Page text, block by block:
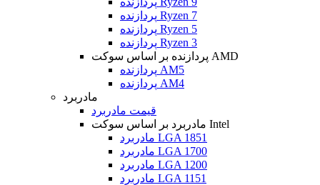
پردازنده Ryzen 7
پردازنده Ryzen 5
پردازنده Ryzen 3
پردازنده بر اساس سوکت AMD
پردازنده AM5
پردازنده AM4
مادربرد
قیمت مادربرد
مادربرد بر اساس سوکت Intel
مادربرد LGA 1851
مادربرد LGA 1700
مادربرد LGA 1200
مادربرد LGA 1151